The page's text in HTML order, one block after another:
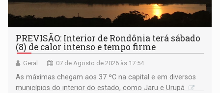
PREVISÃO: Interior de Rondônia terá sábado
(8) de calor intenso e tempo firme
Geral 07 de Agosto de 2026 às 17:54
As máximas chegam aos 37 ºC na capital e em diversos
municípios do interior do estado, como Jaru e Urupá